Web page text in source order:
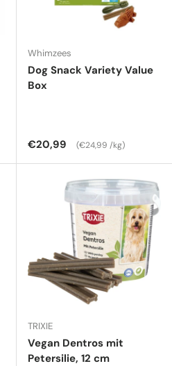
Whimzees
Dog Snack Variety Value
Box
Normaler Preis
€20,99 Grundpreis
€24,99 /kg
TRIXIE
Vegan Dentros mit
Petersilie, 12 cm